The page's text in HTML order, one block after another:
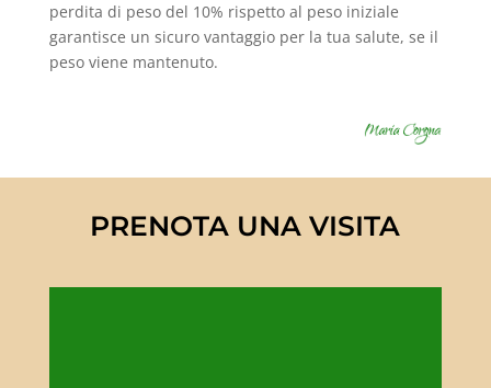
perdita di peso del 10% rispetto al peso iniziale
garantisce un sicuro vantaggio per la tua salute, se il
peso viene mantenuto.
PRENOTA UNA VISITA